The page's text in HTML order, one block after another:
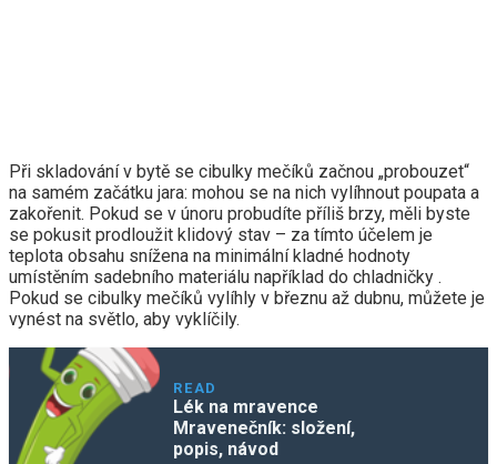
Při skladování v bytě se cibulky mečíků začnou „probouzet“
na samém začátku jara: mohou se na nich vylíhnout poupata a
zakořenit. Pokud se v únoru probudíte příliš brzy, měli byste
se pokusit prodloužit klidový stav – za tímto účelem je
teplota obsahu snížena na minimální kladné hodnoty
umístěním sadebního materiálu například do chladničky .
Pokud se cibulky mečíků vylíhly v březnu až dubnu, můžete je
vynést na světlo, aby vyklíčily.
READ
Lék na mravence
Mravenečník: složení,
popis, návod